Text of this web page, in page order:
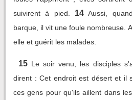
suivirent à pied.
14 Aussi,
barque, il vit une foule nombreuse.
elle et guérit les malades.
15 Le soir venu, les disciples
dirent : Cet endroit est désert et il
ces gens pour qu'ils aillent dans